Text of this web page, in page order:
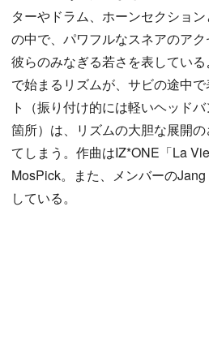
ターやドラム、ホーンセクショ
の中で、パワフルなスネアのア
彼らのみなぎる若さを表してい
で始まるリズムが、サビの途中
ト（振り付け的には軽いヘッド
箇所）は、リズムの大胆な展開
てしまう。作曲はIZ*ONE「La
MosPick。また、メンバーの
している。